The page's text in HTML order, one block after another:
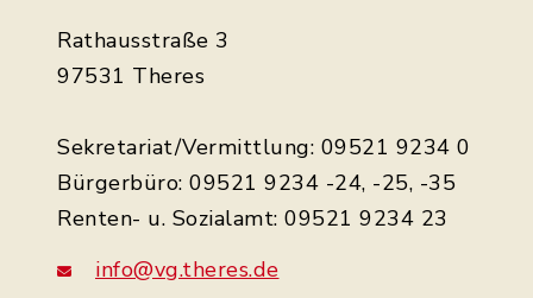
Rathausstraße 3
97531 Theres
Sekretariat/Vermittlung: 09521 9234 0
Bürgerbüro: 09521 9234 -24, -25, -35
Renten- u. Sozialamt: 09521 9234 23
info@vg.theres.de